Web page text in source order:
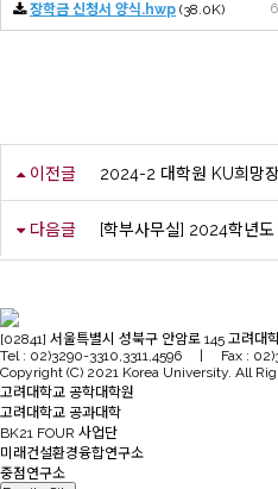
장학금 신청서 양식.hwp (38.0K)
이전글 2024-2 대학원 KU희망
다음글
[학부사무실] 2024학년
[02841] 서울특별시 성북구 안암로 145 고려대
Tel : 02)3290-3310,3311,4596 | Fax :
Copyright (C) 2021 Korea University. All
고려대학교 공학대학원
고려대학교 공과대학
BK21 FOUR 사업단
미래건설환경융합연구소
중점연구소